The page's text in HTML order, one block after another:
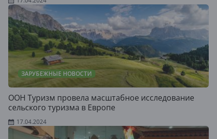
ЗАРУБЕЖНЫЕ НОВОСТИ
ООН Туризм провела масштабное исследование
сельского туризма в Европе
17.04.2024